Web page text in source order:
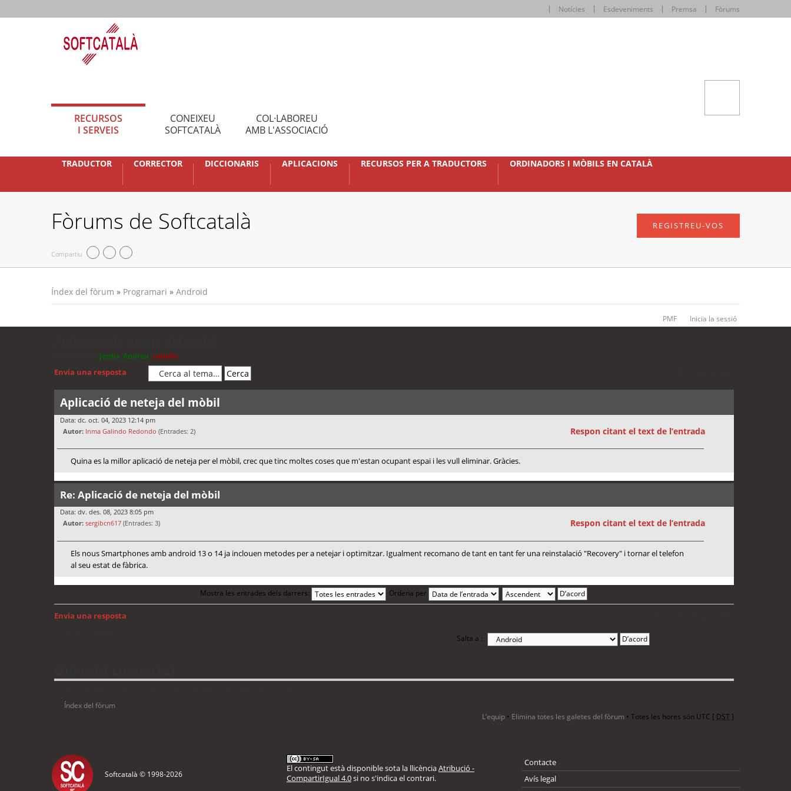
Notícies Esdeveniments Premsa Fòrums
RECURSOS
I SERVEIS
CONEIXEU
SOFTCATALÀ
COL·LABOREU
AMB L'ASSOCIACIÓ
TRADUCTOR CORRECTOR DICCIONARIS APLICACIONS RECURSOS PER A TRADUCTORS ORDINADORS I MÒBILS EN CATALÀ
Fòrums de Softcatalà
Compartiu
REGISTREU-VOS
Índex del fòrum » Programari » Android
PMF Inicia la sessió
jordis Andreu cubells
Envia una resposta
Aplicació de neteja del mòbil
Data: dc. oct. 04, 2023 12:14 pm
Autor: Inma Galindo Redondo (Entrades: 2) Respon citant el text de l’entrada
Quina es la millor aplicació de neteja per el mòbil, crec que tinc moltes coses que m'estan ocupant espai i les vull eliminar. Gràcies.
Re: Aplicació de neteja del mòbil
Data: dv. des. 08, 2023 8:05 pm
Autor: sergibcn617 (Entrades: 3) Respon citant el text de l’entrada
Els nous Smartphones amb android 13 o 14 ja inclouen metodes per a netejar i optimitzar. Igualment recomano de tant en tant fer una reinstalació "Recovery" i tornar el telefon
al seu estat de fàbrica.
Mostra les entrades dels darrers: Ordena per
Envia una resposta
Salta a :
Índex del fòrum
L’equip • Elimina totes les galetes del fòrum • Totes les hores són UTC [ DST]
Softcatalà © 1998-2026
El contingut està disponible sota la llicènciaAtribució -
CompartirIgual 4.0si no s'indica el contrari.
Contacte
Avís legal